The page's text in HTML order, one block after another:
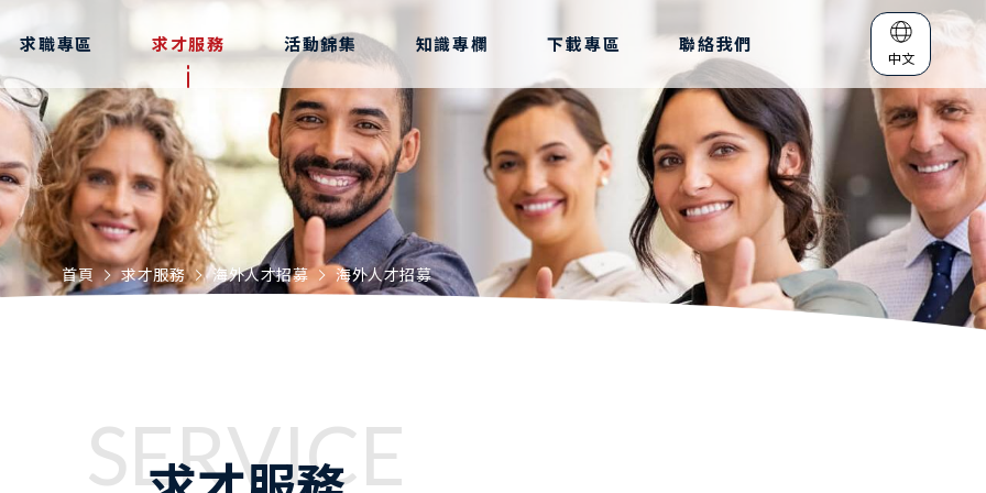
求職專區 求才服務 活動錦集 知識專欄 下載專區 聯絡我們
中文
首頁 求才服務 海外人才招募 海外人才招募
SERVICE